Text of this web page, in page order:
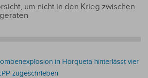
um nicht in den Krieg zwischen
in Horqueta hinterlässt vier
zugeschrieben